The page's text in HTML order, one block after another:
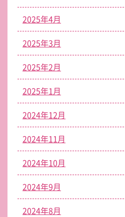
2025年4月
2025年3月
2025年2月
2025年1月
2024年12月
2024年11月
2024年10月
2024年9月
2024年8月